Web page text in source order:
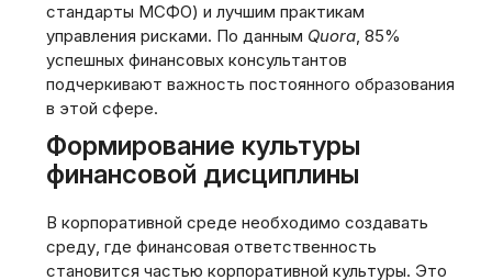
стандарты МСФО) и лучшим практикам
управления рисками. По данным Quora, 85%
успешных финансовых консультантов
подчеркивают важность постоянного образования
в этой сфере.
Формирование культуры
финансовой дисциплины
В корпоративной среде необходимо создавать
среду, где финансовая ответственность
становится частью корпоративной культуры. Это